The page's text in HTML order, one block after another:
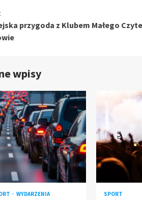
przygoda z Klubem Małego
wpisy
WYDARZENIA SPORT